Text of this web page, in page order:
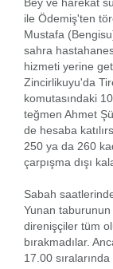
ile Ödemiş'ten
Mustafa
sahra
hizmeti yerine
Zincirlikuyu'da
komutasındaki
teğmen Ahmet
de hesaba
250 ya da 260
çarpışma dışı
Sabah
Yunan taburunun
direnişçiler tüm
bırakmadılar.
17.00